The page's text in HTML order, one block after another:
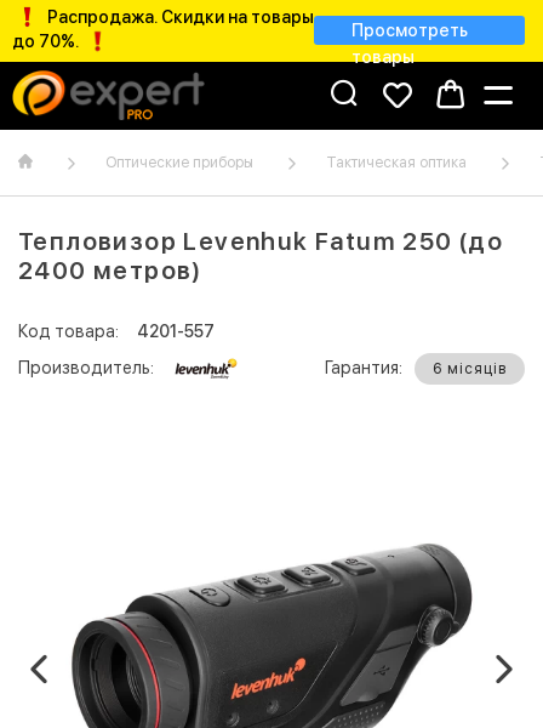
Распродажа. Скидки на товары
до 70%.
Просмотреть
товары
Оптические приборы Тактическая оптика
Тепловизор Levenhuk Fatum 250 (до
2400 метров)
Код товара:
4201-557
Производитель:
Гарантия: 6 місяців